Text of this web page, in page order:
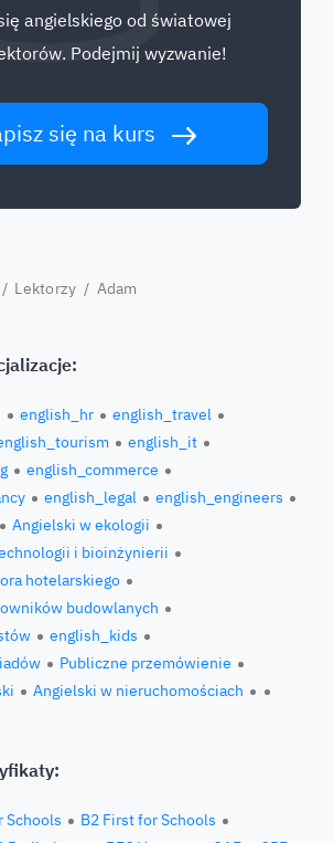
angielskiego od światowej
Podejmij wyzwanie!
się na kurs
/ Lektorzy / Adam
english_hr
english_travel
english_it
english_commerce
english_legal
english_engineers
Angielski w ekologii
i bioinżynierii
hotelarskiego
budowlanych
english_kids
Publiczne przemówienie
Angielski w nieruchomościach
Schools
B2 First for Schools